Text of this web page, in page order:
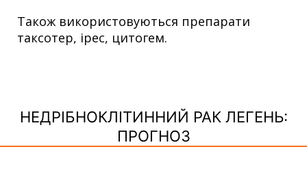
Також використовуються препарати
таксотер, ірес, цитогем.
НЕДРІБНОКЛІТИННИЙ РАК ЛЕГЕНЬ:
ПРОГНОЗ